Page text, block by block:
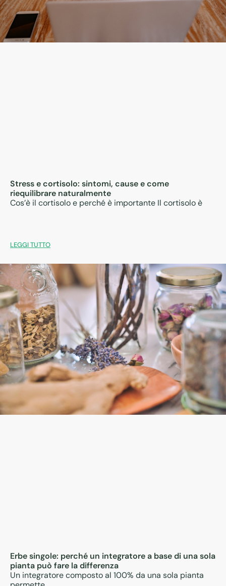
Stress e cortisolo: sintomi, cause e come
riequilibrare naturalmente
Cos’è il cortisolo e perché è importante Il cortisolo è
LEGGI TUTTO
Erbe singole: perché un integratore a base di una sola
pianta può fare la differenza
Un integratore composto al 100% da una sola pianta